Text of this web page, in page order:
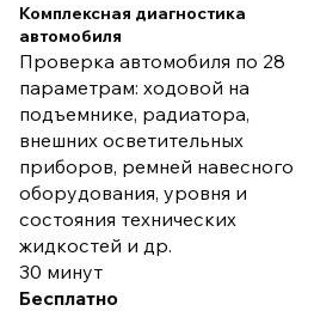
Комплексная диагностика
автомобиля
Проверка автомобиля по 28
параметрам: ходовой на
подъемнике, радиатора,
внешних осветительных
приборов, ремней навесного
оборудования, уровня и
состояния технических
жидкостей и др.
30 минут
Бесплатно